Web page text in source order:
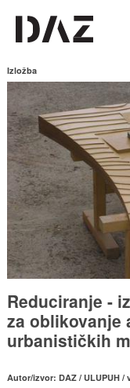
Izložba
Reduciranje -
za oblikovanje
urbanističkih
Autor/izvor: DAZ / ULUPUH /